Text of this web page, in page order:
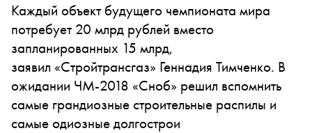
Каждый объект будущего чемпионата мира
потребует 20 млрд рублей вместо
запланированных 15 млрд,
заявил «Стройтрансгаз» Геннадия Тимченко. В
ожидании ЧМ-2018 «Сноб» решил вспомнить
самые грандиозные строительные распилы и
самые одиозные долгострои